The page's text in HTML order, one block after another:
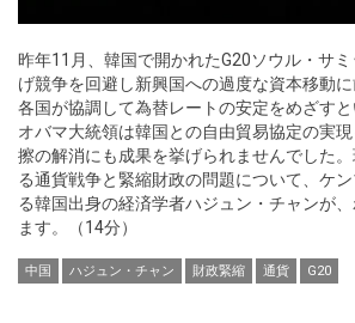
昨年11月、韓国で開かれたG20ソウル・サ
げ競争を回避し新興国への過度な資本移動
各国が協調して為替レートの安定をめざすと
オバマ大統領は韓国との自由貿易協定の実
擦の解消にも成果を挙げられませんでした
る通貨戦争と緊縮財政の問題について、ケ
る韓国出身の経済学者ハジュン・チャンが
ます。（14分）
中国 ハジュン・チャン 財政緊縮 通貨 G20